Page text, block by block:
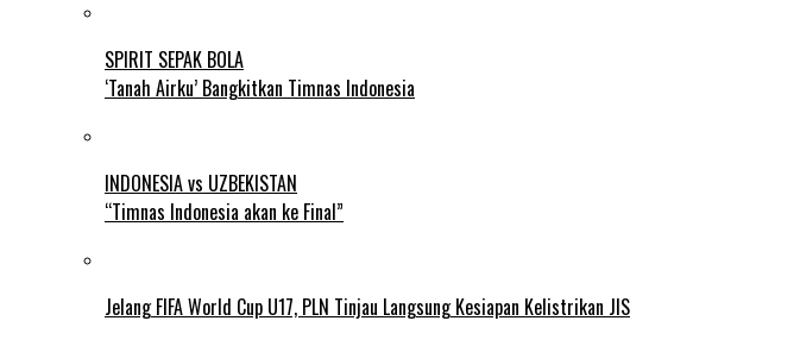
SPIRIT SEPAK BOLA
‘Tanah Airku’ Bangkitkan Timnas Indonesia
INDONESIA vs UZBEKISTAN
“Timnas Indonesia akan ke Final”
Jelang FIFA World Cup U17, PLN Tinjau Langsung Kesiapan Kelistrikan JIS